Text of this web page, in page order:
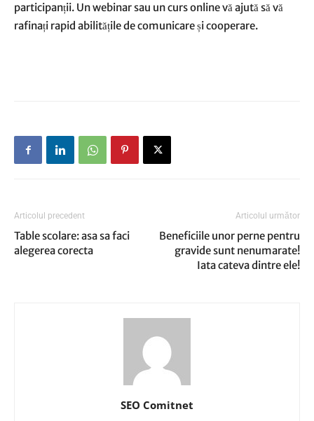
participanții. Un webinar sau un curs online vă ajută să vă
rafinați rapid abilitățile de comunicare și cooperare.
Articolul precedent
Table scolare: asa sa faci
alegerea corecta
Articolul următor
Beneficiile unor perne pentru
gravide sunt nenumarate!
Iata cateva dintre ele!
SEO Comitnet